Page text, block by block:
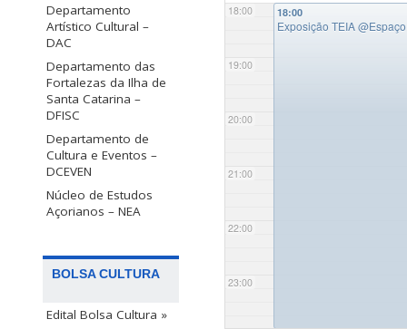
Departamento
Artístico Cultural –
DAC
Departamento das
Fortalezas da Ilha de
Santa Catarina –
DFISC
Departamento de
Cultura e Eventos –
DCEVEN
Núcleo de Estudos
Açorianos – NEA
BOLSA CULTURA
Edital Bolsa Cultura »
18:00
19:00
20:00
21:00
22:00
23:00
18:00
Exposição TEIA